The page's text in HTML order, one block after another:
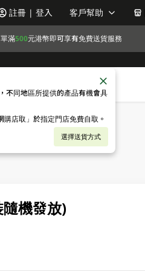
註冊 | 登入 客戶幫助
滿500元港幣即可享有免費送貨服務
不同地區所提供的產品有機會具
店取」於指定門店免費自取。
選擇送貨方式
機發放)